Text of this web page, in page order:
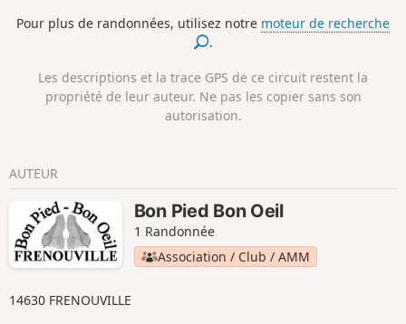
ruisseaux et rivières aux bords desquels on trouve
d'anciens moulins (seul le moulin du bourg de Saint-
Pour plus de randonnées, utilisez notre moteur de recherche
.
Les descriptions et la trace GPS de ce circuit restent la
propriété de leur auteur. Ne pas les copier sans son
autorisation.
AUTEUR
Bon Pied Bon Oeil
1 Randonnée
Association / Club / AMM
14630 FRENOUVILLE